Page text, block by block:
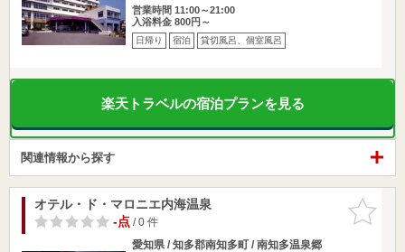
営業時間 11:00～21:00
入浴料金 800円～
日帰り 宿泊 貸切風呂、個室風呂
楽天トラベルの宿泊プランを見る
関連情報から探す
お気に入
りに追加
オテル・ド・マロニエ内海温泉
-点/ 0 件
愛知県 / 知多郡南知多町 / 南知多温泉郷